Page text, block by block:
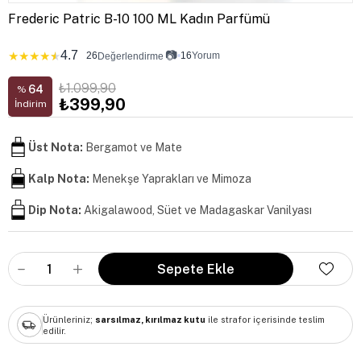
Frederic Patric B-10 100 ML Kadın Parfümü
★★★★★4.7 26 Değerlendirme 📷•16Yorum
% 64
İndirim
₺1.099,90
₺399,90
Üst Nota: Bergamot ve Mate
Kalp Nota: Menekşe Yaprakları ve Mimoza
Dip Nota: Akigalawood, Süet ve Madagaskar Vanilyası
Ürünleriniz; sarsılmaz, kırılmaz kutu ile strafor içerisinde teslim
edilir.